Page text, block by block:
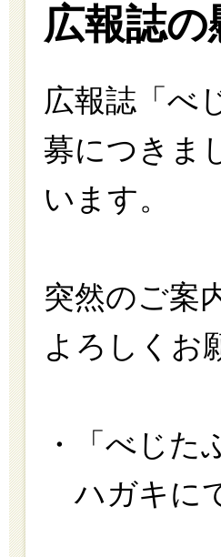
広報誌
広報誌「べ
募につきま
います。
突然のご案
よろしくお
・「べじた
ハガキに